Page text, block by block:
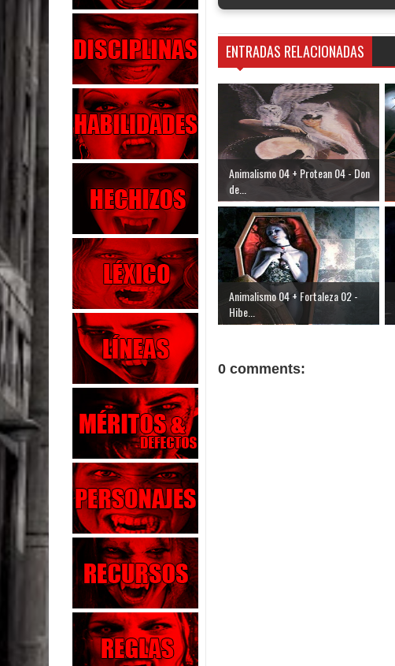
ENTRADAS RELACIONADAS
Animalismo 04 + Protean 04 - Don
de...
Animalismo 04 + Fortaleza 02 -
Hibe...
0 comments: